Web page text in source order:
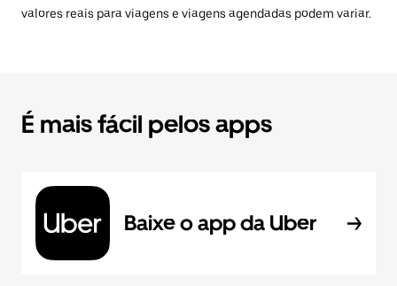
valores reais para viagens e viagens agendadas podem variar.
É mais fácil pelos apps
Baixe o app da Uber